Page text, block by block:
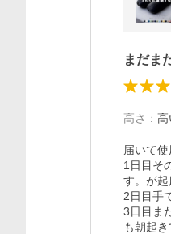
まだま
高さ ： 高
届いて
1日目そ
す。が起
2日目手
3日目ま
も朝起